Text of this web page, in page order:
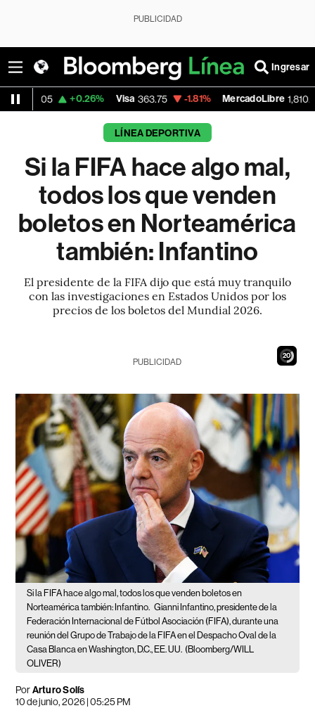
PUBLICIDAD
Ingresar
+0.26% Visa 363.75 -1.81% MercadoLibre 1,810.91 -0.73%
LÍNEA DEPORTIVA
Si la FIFA hace algo mal,
todos los que venden
boletos en Norteamérica
también: Infantino
El presidente de la FIFA dijo que está muy tranquilo
con las investigaciones en Estados Unidos por los
precios de los boletos del Mundial 2026.
19
PUBLICIDAD
Si la FIFA hace algo mal, todos los que venden boletos en
Norteamérica también: Infantino. Gianni Infantino, presidente de la
Federación Internacional de Fútbol Asociación (FIFA), durante una
reunión del Grupo de Trabajo de la FIFA en el Despacho Oval de la
Casa Blanca en Washington, D.C., EE. UU. (Bloomberg/WILL
OLIVER)
PorArturo Solís
10 de junio, 2026 | 05:25 PM